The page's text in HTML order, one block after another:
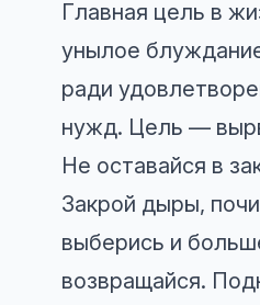
Главная цель в
унылое
ради
нужд. Цель —
Не оставайся в
Закрой дыры,
выберись и
возвращайся.